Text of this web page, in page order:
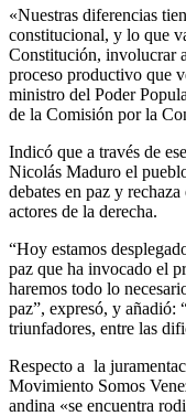
«Nuestras diferencias
constitucional, y lo que
Constitución, involucrar
proceso productivo que
ministro del Poder
de la Comisión por la
Indicó que a través de
Nicolás Maduro el
debates en paz y
actores de la derecha.
“Hoy estamos
paz que ha invocado el
haremos todo lo
paz”, expresó, y añadió:
triunfadores, entre las
Respecto a la
Movimiento Somos
andina «se encuentra